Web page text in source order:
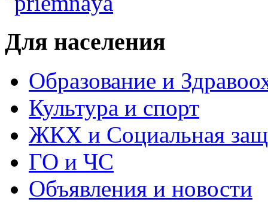
Для населения
Образование и
Культура и спорт
ЖКХ и Социальная
ГО и ЧС
Объявления и новости